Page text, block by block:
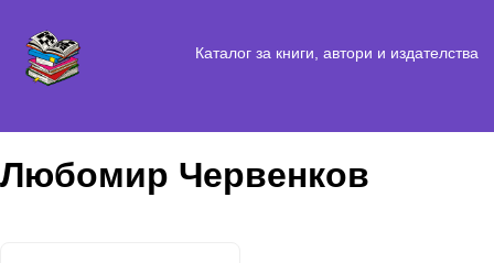
Каталог за книги, автори и издателства
Любомир Червенков